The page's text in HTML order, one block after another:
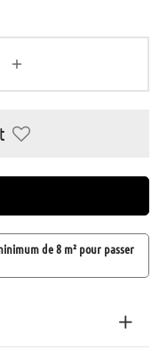
de 8 m² pour passer